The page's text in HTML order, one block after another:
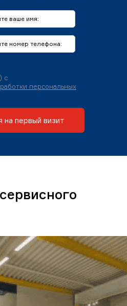
с
персональных
на первый визит